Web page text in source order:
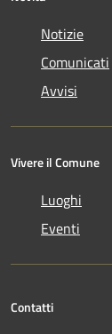
Notizie
Comunicati
Avvisi
Vivere il Comune
Luoghi
Eventi
Contatti